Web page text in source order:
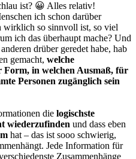
ist? 😀 Alles relativ!
ich schon darüber
wirklich so sinnvoll ist, so viel
ich das überhaupt mache? Und
drüber geredet habe, hab
gemacht, welche
in welchen Ausmaß, für
Personen zugänglich sein
die logischste
wiederzufinden und dass eben
hat – das ist sooo schwierig,
Jede Information für
Zusammenhänge